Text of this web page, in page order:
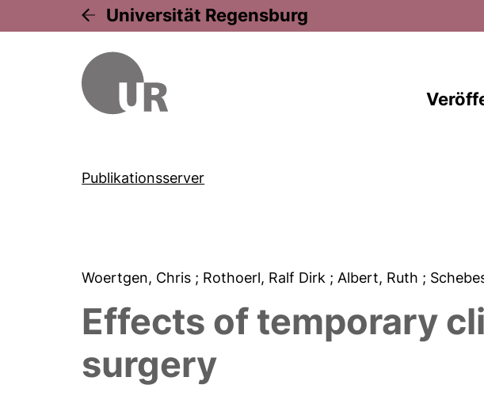
Universität Regensburg
Publikationsserver
Woertgen, Chris ; Rothoerl, Ralf Dirk ; Albert, Ruth ;
Effects of temporary
surgery